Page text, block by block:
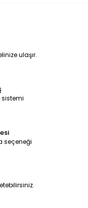
ulaşır.
sistemi
seçeneği